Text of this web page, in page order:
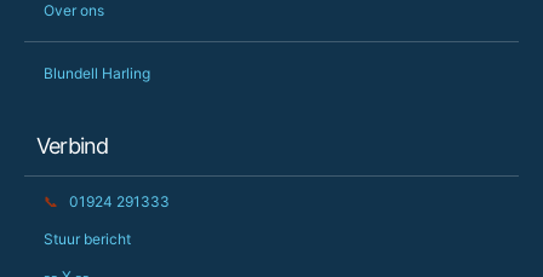
Over ons
Blundell Harling
Verbind
📞 01924 291333
Stuur bericht